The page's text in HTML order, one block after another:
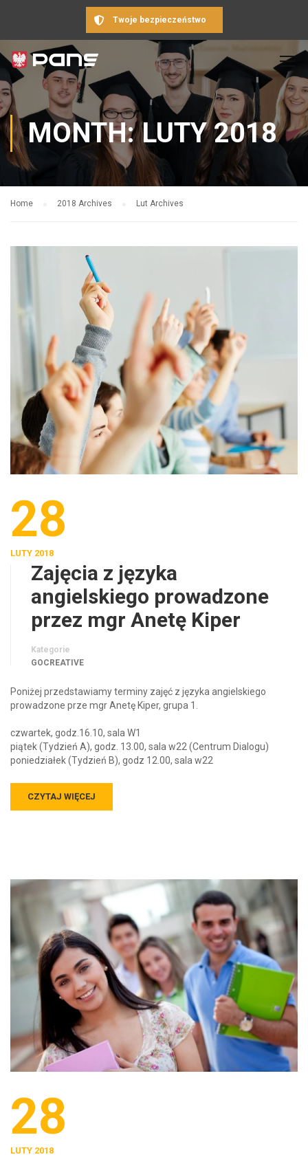
Twoje bezpieczeństwo
MONTH: LUTY 2018
Home 2018 Archives Lut Archives
28
LUTY 2018
Zajęcia z języka
angielskiego prowadzone
przez mgr Anetę Kiper
Kategorie
GOCREATIVE
Poniżej przedstawiamy terminy zajęć z języka angielskiego
prowadzone prze mgr Anetę Kiper, grupa 1.
czwartek, godz.16.10, sala W1
piątek (Tydzień A), godz. 13.00, sala w22 (Centrum Dialogu)
poniedziałek (Tydzień B), godz 12.00, sala w22
CZYTAJ WIĘCEJ
28
LUTY 2018